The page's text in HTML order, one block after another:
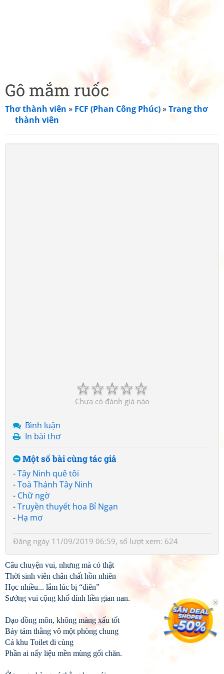
Gô mắm ruốc
Thơ thành viên » FCF (Phan Công Phúc)»Trang thơ
thành viên
☆
☆
☆
☆
☆
Chưa có đánh giá nào
Bình luận
In bài thơ
Một số bài cùng tác giả
-Tây Ninh quê tôi
-Toà Thánh Tây Ninh
- Chữ ngờ
-Truyền thuyết hoa Bỉ Ngạn
- Hạ mơ
Đăng ngày 11/09/2019 06:59, số lượt xem: 624
Câu chuyện vui, nhưng mà có thật
Thời sinh viên chân chất hồn nhiên
Học nhiều... lắm lúc bị “điên”
Sướng vui cộng khổ dính liền gian nan.
Đạo đồng môn, không màng xấu tốt
Bảy tám thằng vô một phòng chung
Cả khu Toilet đi cùng
Phần ai nấy liệu mền mùng gối chăn.